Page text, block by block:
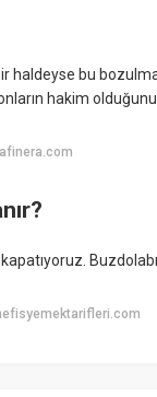
haldeyse bu
hakim
kapatıyoruz.